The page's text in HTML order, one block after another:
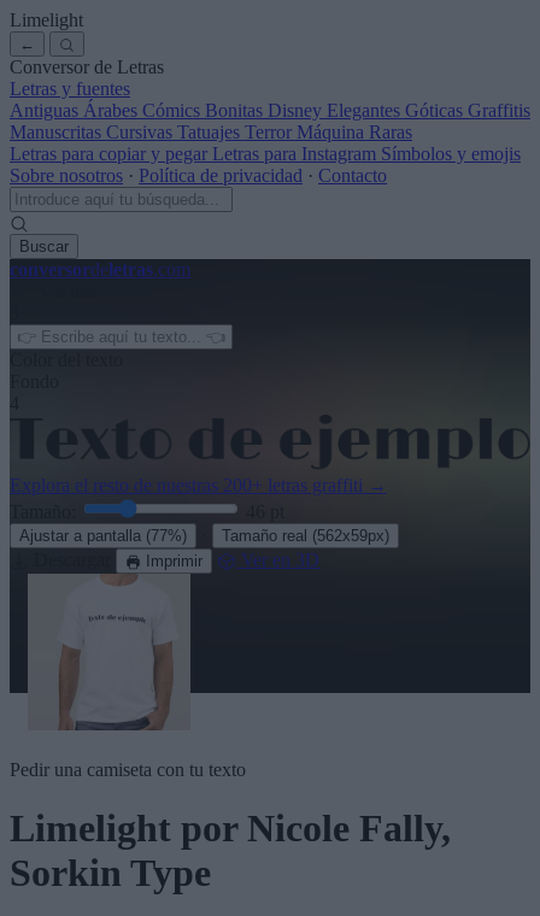
Limelight
←
Conversor de Letras
Letras y fuentes
Antiguas Árabes Cómics Bonitas Disney Elegantes Góticas Graffitis
Manuscritas Cursivas Tatuajes Terror Máquina Raras
Letras para copiar y pegar Letras para Instagram Símbolos y emojis
Sobre nosotros · Política de privacidad · Contacto
Buscar
conversordeletras.com
Explora el resto de nuestras 200+ letras graffiti →
Ajustar a pantalla (77%) Tamaño real (562x59px)
Imprimir Ver en 3D
Pedir una camiseta con tu texto
Limelight por Nicole Fally,
Sorkin Type